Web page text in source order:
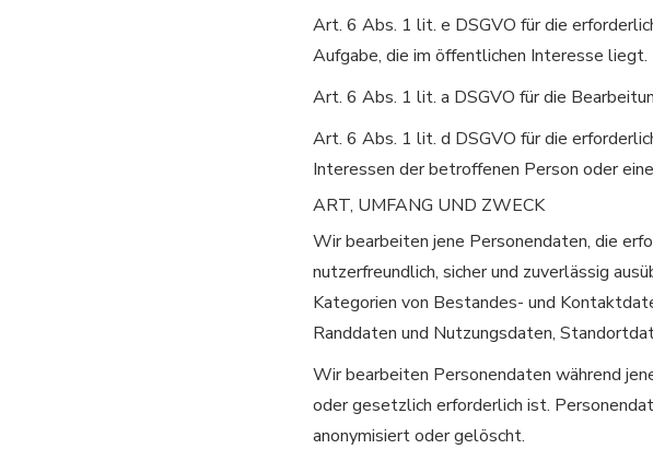
Art. 6 Abs. 1 lit. e DSGVO für die
Aufgabe, die im öffentlichen Interesse liegt.
Art. 6 Abs. 1 lit. a DSGVO für die
Art. 6 Abs. 1 lit. d DSGVO für die
Interessen der betroffenen Person oder
ART, UMFANG UND ZWECK
Wir bearbeiten jene Personendaten, die
nutzerfreundlich, sicher und zuverlässig
Kategorien von Bestandes- und
Randdaten und Nutzungsdaten,
Wir bearbeiten Personendaten während
oder gesetzlich erforderlich ist.
anonymisiert oder gelöscht.